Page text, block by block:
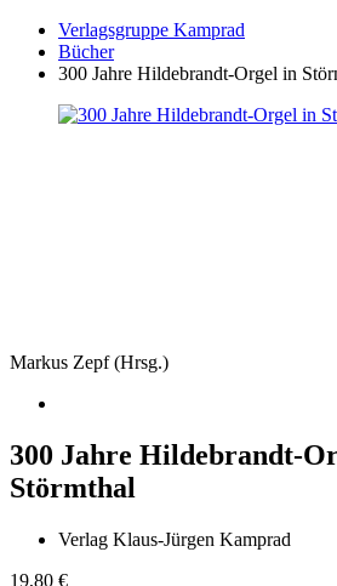
Verlagsgruppe Kamprad
Bücher
300 Jahre Hildebrandt-Orgel in
Markus Zepf (Hrsg.)
300 Jahre Hildebrandt-
Störmthal
Verlag Klaus-Jürgen Kamprad
19,80 €